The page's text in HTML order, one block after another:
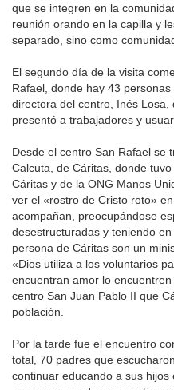
que se integren en la
reunión orando en la capilla y
separado, sino como
El segundo día de la visita
Rafael, donde hay 43
directora del centro, Inés
presentó a trabajadores y
Desde el centro San Rafael se
Calcuta, de Cáritas, donde
Cáritas y de la ONG Manos
ver el «rostro de Cristo roto»
acompañan, preocupándose
desestructuradas y teniendo
persona de Cáritas son un
«Dios utiliza a los voluntarios
encuentran amor lo
centro San Juan Pablo II que
población.
Por la tarde fue el encuentro
total, 70 padres que
continuar educando a sus